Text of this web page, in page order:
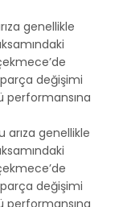
genellikle
değişimi
performansına
arıza genellikle
değişimi
performansına